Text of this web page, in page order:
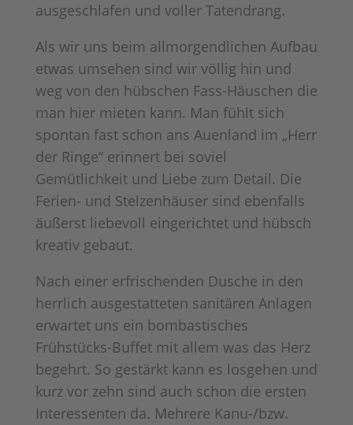
ausgeschlafen und voller Tatendrang.
Als wir uns beim allmorgendlichen Aufbau
etwas umsehen sind wir völlig hin und
weg von den hübschen Fass-Häuschen die
man hier mieten kann. Man fühlt sich
spontan fast schon ans Auenland im „Herr
der Ringe“ erinnert bei soviel
Gemütlichkeit und Liebe zum Detail. Die
Ferien- und Stelzenhäuser sind ebenfalls
äußerst liebevoll eingerichtet und hübsch
kreativ gebaut.
Nach einer erfrischenden Dusche in den
herrlich ausgestatteten sanitären Anlagen
erwartet uns ein bombastisches
Frühstücks-Buffet mit allem was das Herz
begehrt. So gestärkt kann es losgehen und
kurz vor zehn sind auch schon die ersten
Interessenten da. Mehrere Kanu-/bzw.